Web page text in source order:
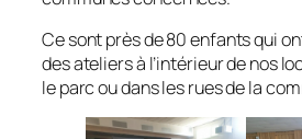
Ce sont près de 80 enfants qui
des ateliers à l’intérieur de nos
le parc ou dans les rues de la